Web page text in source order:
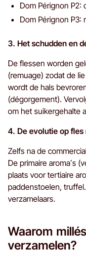
Dom Pérignon P2:
Dom Pérignon P3:
3. Het schudden en
De flessen worden
(remuage) zodat de
wordt de hals
(dégorgement).
om het suikergehalte
4. De evolutie op
Zelfs na de
De primaire aroma’s
plaats voor tertiaire
paddenstoelen,
verzamelaars.
Waarom
verzamelen?